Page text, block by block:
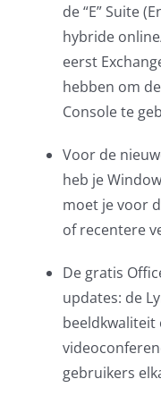
de “E” Suite
hybride
eerst
hebben om
Console te
Voor de
heb je
moet je voor
of recentere
De gratis
updates: de
beeldkwaliteit
gebruikers